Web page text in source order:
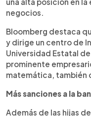
negocios.
Bloomberg destaca
y dirige un centro de
Universidad Estatal
prominente
matemática, también
Más sanciones a la
Además de las hijas